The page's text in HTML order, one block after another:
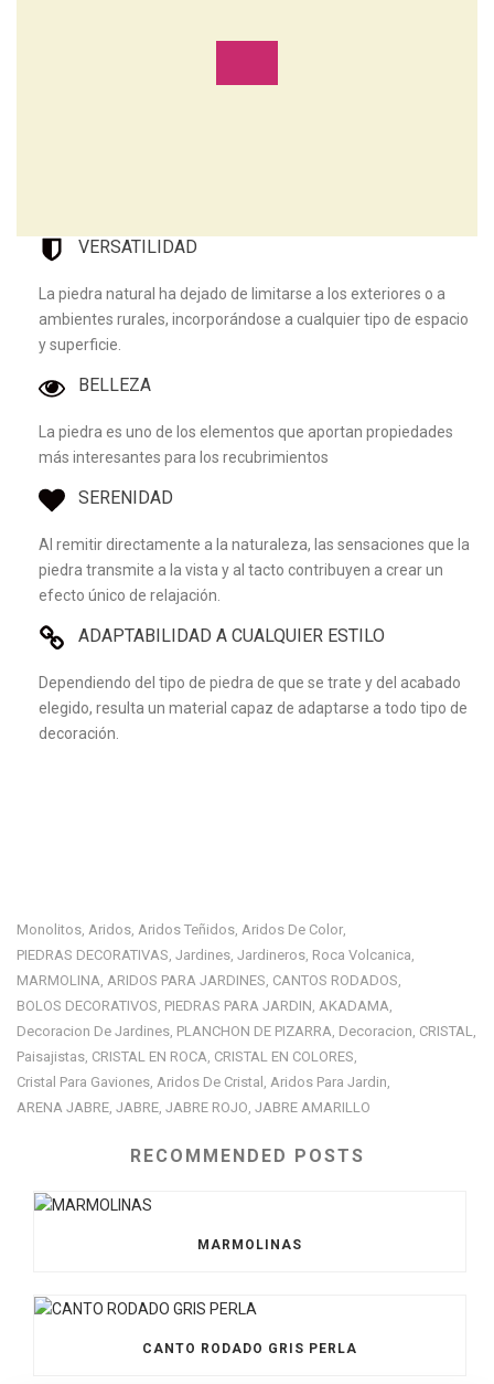
VERSATILIDAD
La piedra natural ha dejado de limitarse a los exteriores o a
ambientes rurales, incorporándose a cualquier tipo de espacio
y superficie.
BELLEZA
La piedra es uno de los elementos que aportan propiedades
más interesantes para los recubrimientos
SERENIDAD
Al remitir directamente a la naturaleza, las sensaciones que la
piedra transmite a la vista y al tacto contribuyen a crear un
efecto único de relajación.
ADAPTABILIDAD A CUALQUIER ESTILO
Dependiendo del tipo de piedra de que se trate y del acabado
elegido, resulta un material capaz de adaptarse a todo tipo de
decoración.
Monolitos, Aridos, Aridos Teñidos, Aridos De Color,
PIEDRAS DECORATIVAS, Jardines, Jardineros, Roca Volcanica,
MARMOLINA, ARIDOS PARA JARDINES, CANTOS RODADOS,
BOLOS DECORATIVOS, PIEDRAS PARA JARDIN, AKADAMA,
Decoracion De Jardines, PLANCHON DE PIZARRA, Decoracion, CRISTAL,
Paisajistas, CRISTAL EN ROCA, CRISTAL EN COLORES,
Cristal Para Gaviones, Aridos De Cristal , Aridos Para Jardin,
ARENA JABRE, JABRE, JABRE ROJO, JABRE AMARILLO
RECOMMENDED POSTS
MARMOLINAS
CANTO RODADO GRIS PERLA